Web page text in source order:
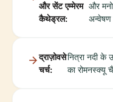
और सेंट एम्मेरम
कैथेड्रल:
और
द्राज़ोवसे
चर्च:
नित्रा नदी के
का रोमनस्क्यू